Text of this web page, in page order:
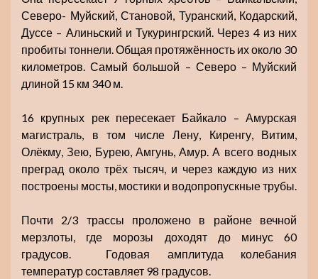
Северо- Муйский, Становой, Туранский, Кодарский,
Дуссе – Алиньский и Тукурингрский. Через 4 из них
пробиты тоннели. Общая протяжённость их около 30
километров. Самый большой – Северо – Муйский
длиной 15 км 340 м.
16 крупных рек пересекает Байкало – Амурская
магистраль, в том числе Лену, Киренгу, Витим,
Олёкму, Зею, Бурею, Амгунь, Амур. А всего водных
преград около трёх тысяч, и через каждую из них
построены мосты, мостики и водопропускные трубы.
Почти 2/3 трассы проложено в районе вечной
мерзлоты, где морозы доходят до минус 60
градусов. Годовая амплитуда колебания
температур составляет 98 градусов.